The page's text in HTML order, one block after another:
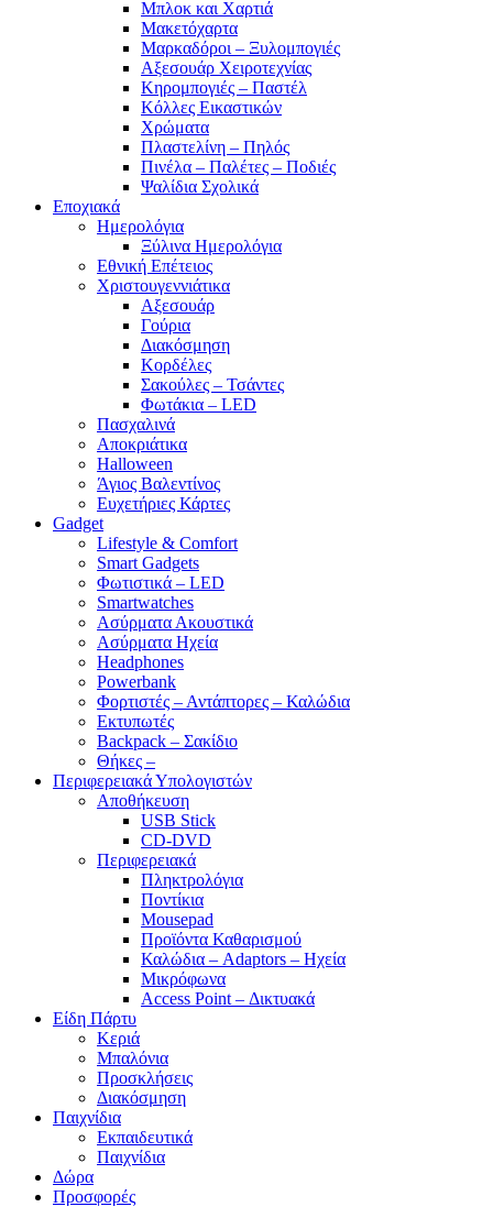
Μπλοκ και Χαρτιά
Μακετόχαρτα
Μαρκαδόροι – Ξυλομπογιές
Αξεσουάρ Χειροτεχνίας
Κηρομπογιές – Παστέλ
Κόλλες Εικαστικών
Χρώματα
Πλαστελίνη – Πηλός
Πινέλα – Παλέτες – Ποδιές
Ψαλίδια Σχολικά
Εποχιακά
Ημερολόγια
Ξύλινα Ημερολόγια
Εθνική Επέτειος
Χριστουγεννιάτικα
Αξεσουάρ
Γούρια
Διακόσμηση
Κορδέλες
Σακούλες – Τσάντες
Φωτάκια – LED
Πασχαλινά
Αποκριάτικα
Halloween
Άγιος Βαλεντίνος
Ευχετήριες Κάρτες
Gadget
Lifestyle & Comfort
Smart Gadgets
Φωτιστικά – LED
Smartwatches
Ασύρματα Ακουστικά
Ασύρματα Ηχεία
Headphones
Powerbank
Φορτιστές – Αντάπτορες – Καλώδια
Εκτυπωτές
Backpack – Σακίδιο
Θήκες –
Περιφερειακά Υπολογιστών
Αποθήκευση
USB Stick
CD-DVD
Περιφερειακά
Πληκτρολόγια
Ποντίκια
Mousepad
Προϊόντα Καθαρισμού
Καλώδια – Adaptors – Ηχεία
Μικρόφωνα
Access Point – Δικτυακά
Είδη Πάρτυ
Κεριά
Μπαλόνια
Προσκλήσεις
Διακόσμηση
Παιχνίδια
Εκπαιδευτικά
Παιχνίδια
Δώρα
Προσφορές